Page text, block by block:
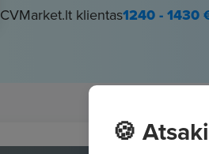
CVMarket.lt klientas1240 - 1430
🍪